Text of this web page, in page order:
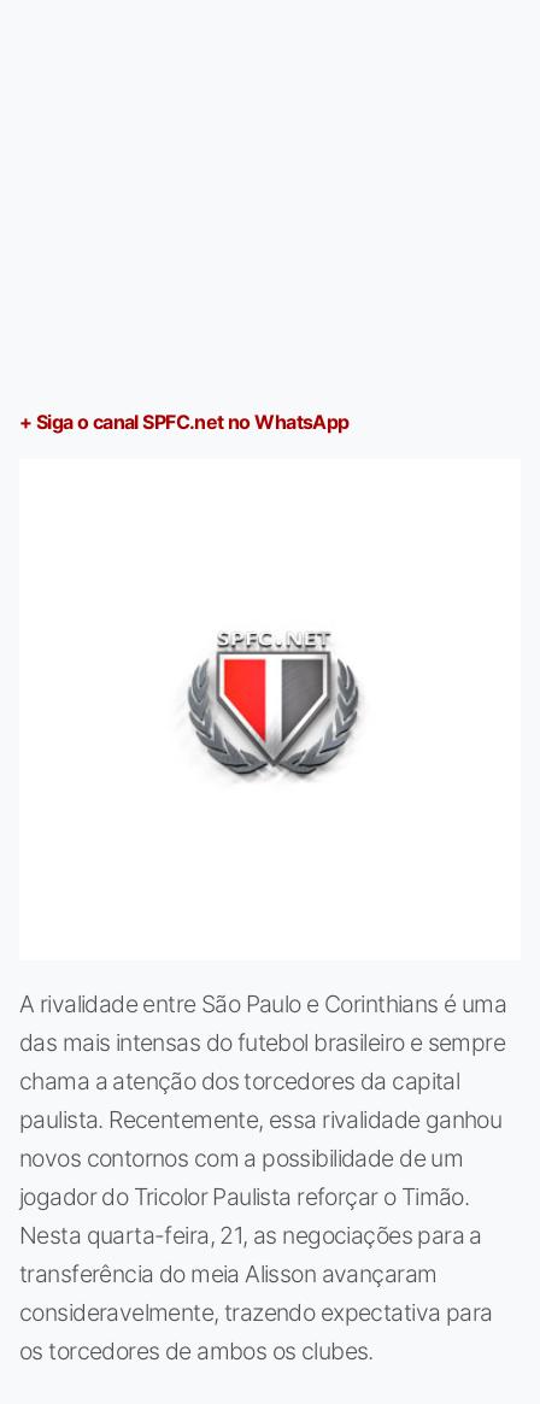
+ Siga o canal SPFC.net no WhatsApp
A rivalidade entre São Paulo e Corinthians é uma
das mais intensas do futebol brasileiro e sempre
chama a atenção dos torcedores da capital
paulista. Recentemente, essa rivalidade ganhou
novos contornos com a possibilidade de um
jogador do Tricolor Paulista reforçar o Timão.
Nesta quarta-feira, 21, as negociações para a
transferência do meia Alisson avançaram
consideravelmente, trazendo expectativa para
os torcedores de ambos os clubes.